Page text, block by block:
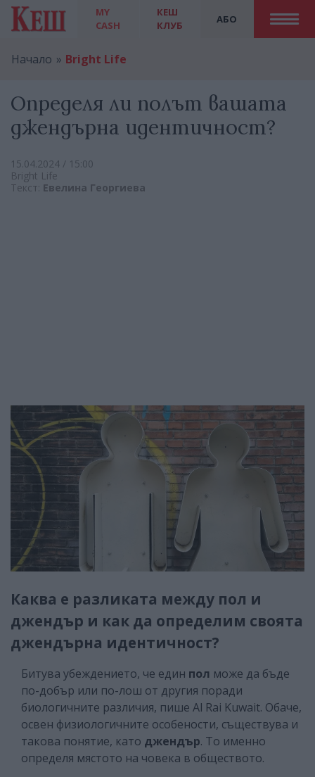
MY
CASH
АБО
КЕШ
КЛУБ
Начало Bright Life
Определя ли полът вашата
джендърна идентичност?
15.04.2024 / 15:00
Bright Life
Текст: Евелина Георгиева
Каква е разликата между пол и
джендър и как да определим своята
джендърна идентичност?
Битува убеждението, че един пол може да бъде
по-добър или по-лош от другия поради
биологичните различия, пише Al Rai Kuwait. Обаче,
освен физиологичните особености, съществува и
такова понятие, като джендър. То именно
определя мястото на човека в обществото.